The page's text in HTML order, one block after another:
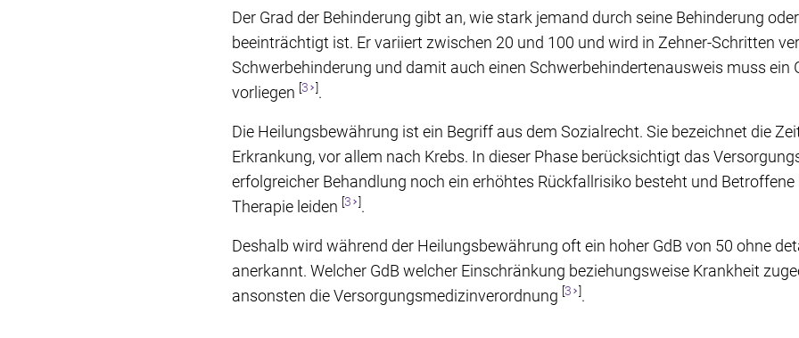
Der Grad der Behinderung gibt an, wie stark jemand durch seine Behinderung
beeinträchtigt ist. Er variiert zwischen 20 und 100 und wird in Zehner-Schritten
Schwerbehinderung und damit auch einen Schwerbehindertenausweis muss ein
vorliegen [3 ].
Die Heilungsbewährung ist ein Begriff aus dem Sozialrecht. Sie bezeichnet die
Erkrankung, vor allem nach Krebs. In dieser Phase berücksichtigt das
erfolgreicher Behandlung noch ein erhöhtes Rückfallrisiko besteht und
Therapie leiden [3 ].
Deshalb wird während der Heilungsbewährung oft ein hoher GdB von 50 ohne
anerkannt. Welcher GdB welcher Einschränkung beziehungsweise Krankheit
ansonsten die Versorgungsmedizinverordnung [3 ].